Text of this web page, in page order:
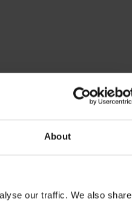
About
our traffic. We also share